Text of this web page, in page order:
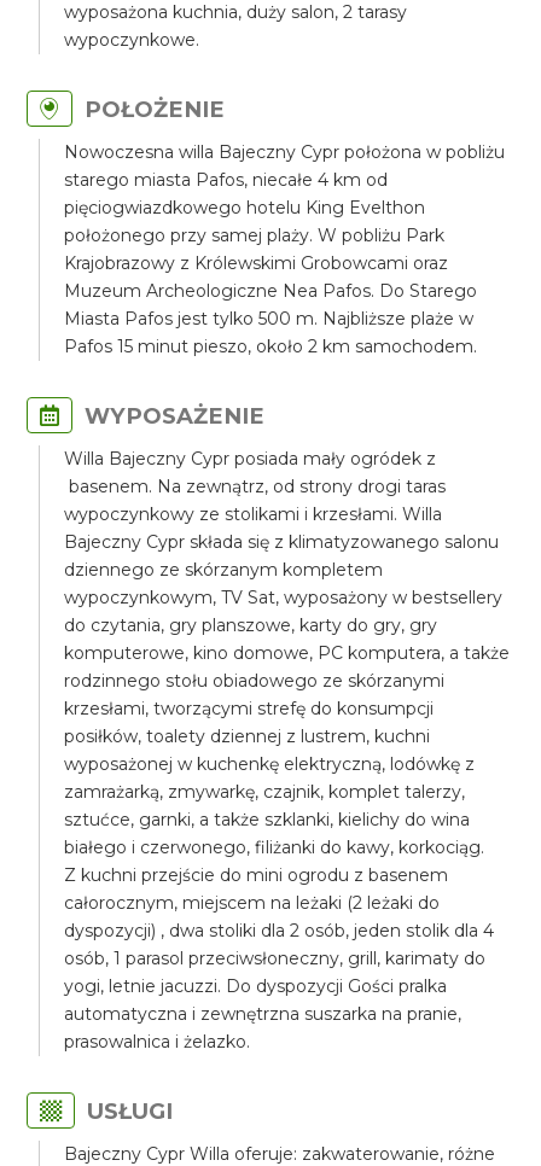
wyposażona kuchnia, duży salon, 2 tarasy
wypoczynkowe.
POŁOŻENIE
Nowoczesna willa Bajeczny Cypr położona w pobliżu
starego miasta Pafos, niecałe 4 km od
pięciogwiazdkowego hotelu King Evelthon
położonego przy samej plaży. W pobliżu Park
Krajobrazowy z Królewskimi Grobowcami oraz
Muzeum Archeologiczne Nea Pafos. Do Starego
Miasta Pafos jest tylko 500 m. Najbliższe plaże w
Pafos 15 minut pieszo, około 2 km samochodem.
WYPOSAŻENIE
Willa Bajeczny Cypr posiada mały ogródek z
basenem. Na zewnątrz, od strony drogi taras
wypoczynkowy ze stolikami i krzesłami. Willa
Bajeczny Cypr składa się z klimatyzowanego salonu
dziennego ze skórzanym kompletem
wypoczynkowym, TV Sat, wyposażony w bestsellery
do czytania, gry planszowe, karty do gry, gry
komputerowe, kino domowe, PC komputera, a także
rodzinnego stołu obiadowego ze skórzanymi
krzesłami, tworzącymi strefę do konsumpcji
posiłków, toalety dziennej z lustrem, kuchni
wyposażonej w kuchenkę elektryczną, lodówkę z
zamrażarką, zmywarkę, czajnik, komplet talerzy,
sztućce, garnki, a także szklanki, kielichy do wina
białego i czerwonego, filiżanki do kawy, korkociąg.
Z kuchni przejście do mini ogrodu z basenem
całorocznym, miejscem na leżaki (2 leżaki do
dyspozycji) , dwa stoliki dla 2 osób, jeden stolik dla 4
osób, 1 parasol przeciwsłoneczny, grill, karimaty do
yogi, letnie jacuzzi. Do dyspozycji Gości pralka
automatyczna i zewnętrzna suszarka na pranie,
prasowalnica i żelazko.
USŁUGI
Bajeczny Cypr Willa oferuje: zakwaterowanie, różne